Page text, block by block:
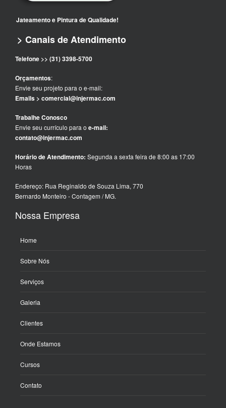
Jateamento e Pintura de Qualidade!
> Canais de Atendimento
Telefone >> (31) 3398-5700
Orçamentos:
Envie seu projeto para o e-mail:
Emails > comercial@injermac.com
Trabalhe Conosco
Envie seu currículo para o e-mail:
contato@injermac.com
Horário de Atendimento: Segunda a sexta feira de 8:00 as 17:00
Horas
Endereço: Rua Reginaldo de Souza Lima, 770
Bernardo Monteiro - Contagem / MG.
Nossa Empresa
Home
Sobre Nós
Serviços
Galeria
Clientes
Onde Estamos
Cursos
Contato